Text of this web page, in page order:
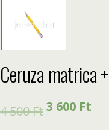
Ceruza matrica
4 500Ft3 600 Ft